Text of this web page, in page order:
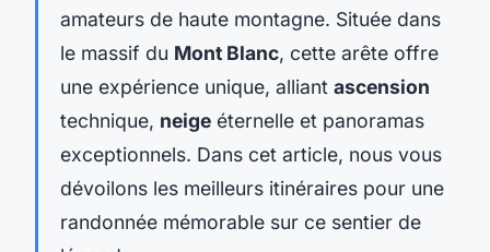
amateurs de haute montagne. Située dans
le massif du Mont Blanc, cette arête offre
une expérience unique, alliant ascension
technique, neige éternelle et panoramas
exceptionnels. Dans cet article, nous vous
dévoilons les meilleurs itinéraires pour une
randonnée mémorable sur ce sentier de